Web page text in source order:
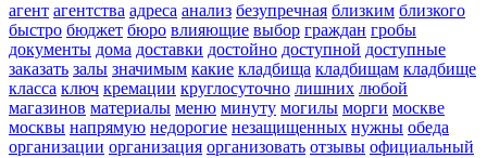
агент агентства адреса анализ безупречная близким близкого
быстро бюджет бюро влияющие выбор граждан гробы
документы дома доставки достойно доступной доступные
заказать залы значимым какие кладбища кладбищам кладбище
класса ключ кремации круглосуточно лишних любой
магазинов материалы меню минуту могилы морги москве
москвы напрямую недорогие незащищенных нужны обеда
организации организация организовать отзывы официальный